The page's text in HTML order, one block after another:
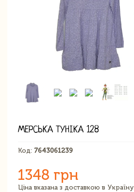
МЕРСЬКА ТУНІКА 128
Код: 7643061239
1348 грн
Ціна вказана з доставкою в Україну